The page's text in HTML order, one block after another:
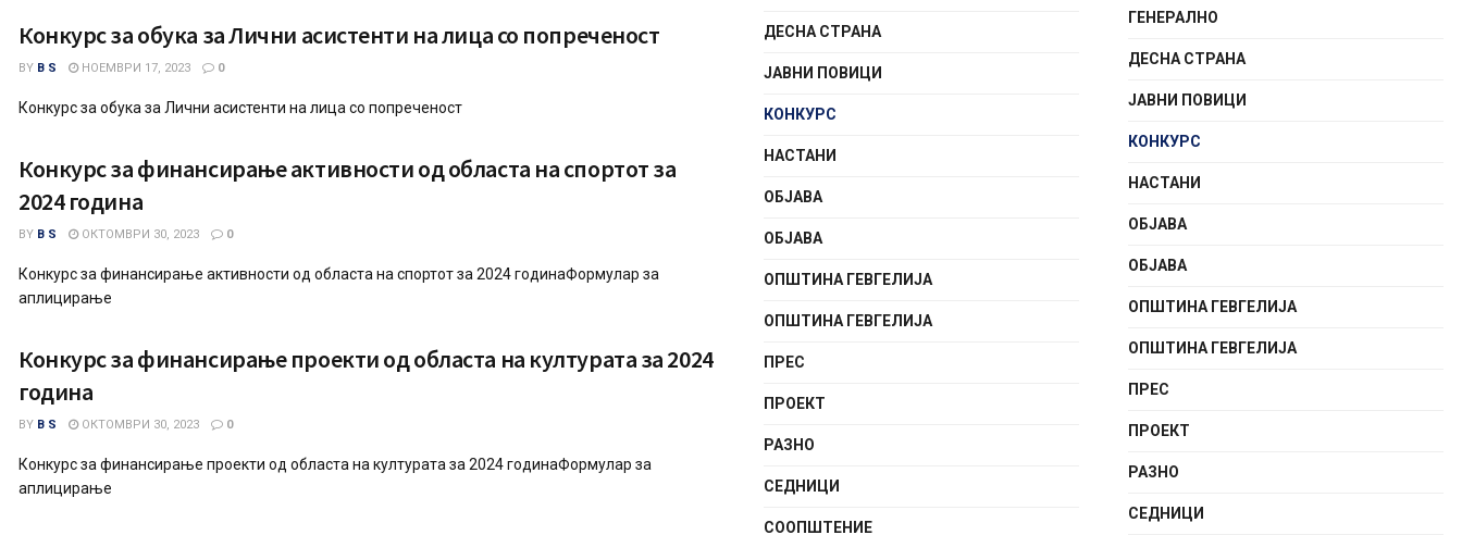
Конкурс за обука за Лични асистенти на лица со попреченост
BY B S НОЕМВРИ 17, 2023 0
Конкурс за обука за Лични асистенти на лица со попреченост
Конкурс за финансирање активности од областа на спортот за
2024 година
BY B S ОКТОМВРИ 30, 2023 0
Конкурс за финансирање активности од областа на спортот за 2024 годинаФормулар за
аплицирање
Конкурс за финансирање проекти од областа на културата за 2024
година
BY B S ОКТОМВРИ 30, 2023 0
Конкурс за финансирање проекти од областа на културата за 2024 годинаФормулар за
аплицирање
ДЕСНА СТРАНА
ЈАВНИ ПОВИЦИ
КОНКУРС
НАСТАНИ
ОБЈАВА
ОБЈАВА
ОПШТИНА ГЕВГЕЛИЈА
ОПШТИНА ГЕВГЕЛИЈА
ПРЕС
ПРОЕКТ
РАЗНО
СЕДНИЦИ
СООПШТЕНИE
ГЕНЕРАЛНО
ДЕСНА СТРАНА
ЈАВНИ ПОВИЦИ
КОНКУРС
НАСТАНИ
ОБЈАВА
ОБЈАВА
ОПШТИНА ГЕВГЕЛИЈА
ОПШТИНА ГЕВГЕЛИЈА
ПРЕС
ПРОЕКТ
РАЗНО
СЕДНИЦИ